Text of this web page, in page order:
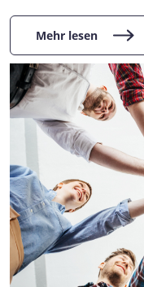
Mehr lesen